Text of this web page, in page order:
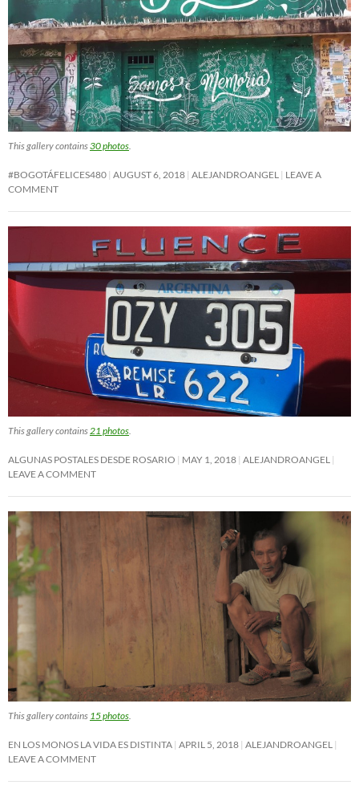
This gallery contains30 photos
#BOGOTÁFELICES480 AUGUST 6, 2018 ALEJANDROANGEL
LEAVE A
COMMENT
This gallery contains 21 photos
ALGUNAS POSTALES DESDE ROSARIO MAY 1, 2018 ALEJANDROANGEL
LEAVE A COMMENT
This gallery contains 15 photos
EN LOS MONOS LA VIDA ES DISTINTA APRIL 5, 2018 ALEJANDROANGEL
LEAVE A COMMENT